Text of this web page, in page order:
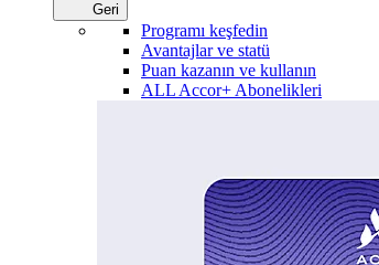
Geri
Programı keşfedin
Avantajlar ve statü
Puan kazanın ve kullanın
ALL Accor+ Abonelikleri